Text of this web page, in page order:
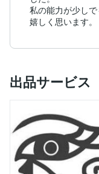
私の能力が少し
嬉しく思います。
出品サービス